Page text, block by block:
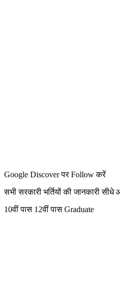
Google Discover पर Follow करें
सभी सरकारी भर्तियों की जानकारी
10वीं पास 12वीं पास Graduate